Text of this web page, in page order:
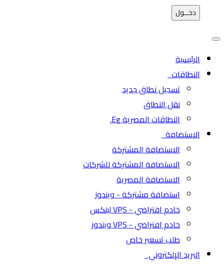
دخـــول
الرئيسية
النطاقات
تسجيل نطاق جديد
نقل النطاق
النطاقات المصرية Eg.
الاستضافة
الاستضافة المشتركة
الاستضافة المشتركة للشركات
الاستضافة المصرية
استضافة مشتركة - ويندوز
خادم افتراضي - VPS لينكس
خادم افتراضي - VPS ويندوز
طلب تسعير خاص
البريد الإلكتروني